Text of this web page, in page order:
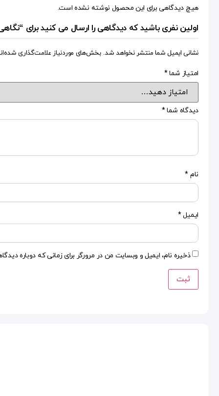
هیچ دیدگاهی برای این محصول نوشته نشده است.
اولین نفری باشید که دیدگاهی را ارسال می کنید برای
نشانی ایمیل شما منتشر نخواهد شد. بخش‌های موردنیاز علامت‌گذاری
امتیاز شما*
دیدگاه شما*
نام *
ایمیل*
ذخیره نام، ایمیل و وبسایت من در مرورگر برای زمانی که دوباره